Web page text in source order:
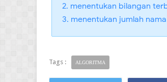
2. menentukan bilangan
3. menentukan jumlah
Tags : ALGORITMA